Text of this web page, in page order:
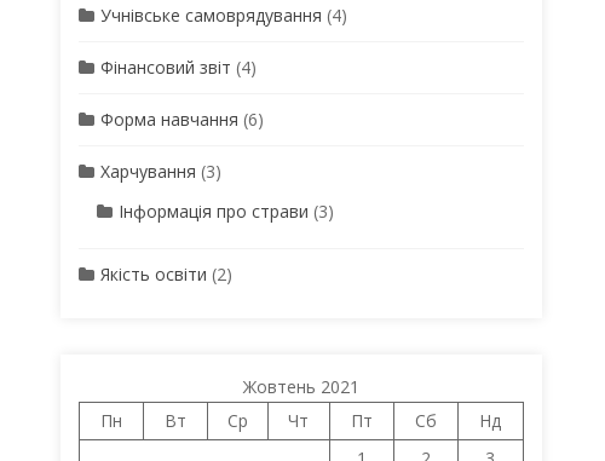
Учнівське самоврядування (4)
Фінансовий звіт (4)
Форма навчання (6)
Харчування (3)
Інформація про страви (3)
Якість освіти (2)
Жовтень 2021
Пн
Вт Ср Чт Пт Сб
Нд